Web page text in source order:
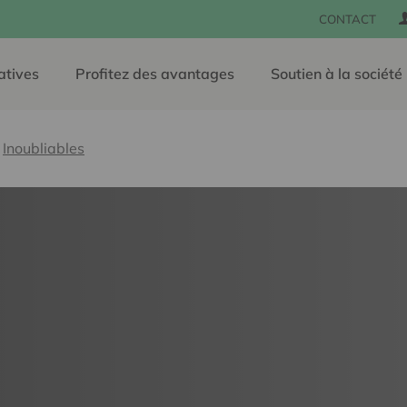
CONTACT
Profitez des avantages Soutien à la société
Inoubliables